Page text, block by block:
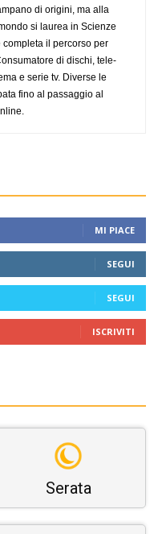
di origini, ma alla
si laurea in Scienze
il percorso per
di dischi, tele-
e serie tv. Diverse le
fino al passaggio al
MI PIACE
SEGUI
SEGUI
ISCRIVITI
Serata